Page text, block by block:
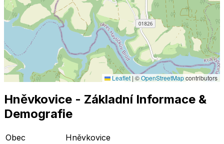
Leaflet | ©OpenStreetMapcontributors
Hněvkovice - Základní Informace &
Demografie
Obec
Hněvkovice